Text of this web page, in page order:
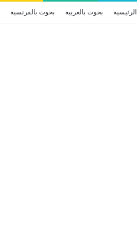
الرئيسية بحوث بالعربية بحوث بالفرنسية